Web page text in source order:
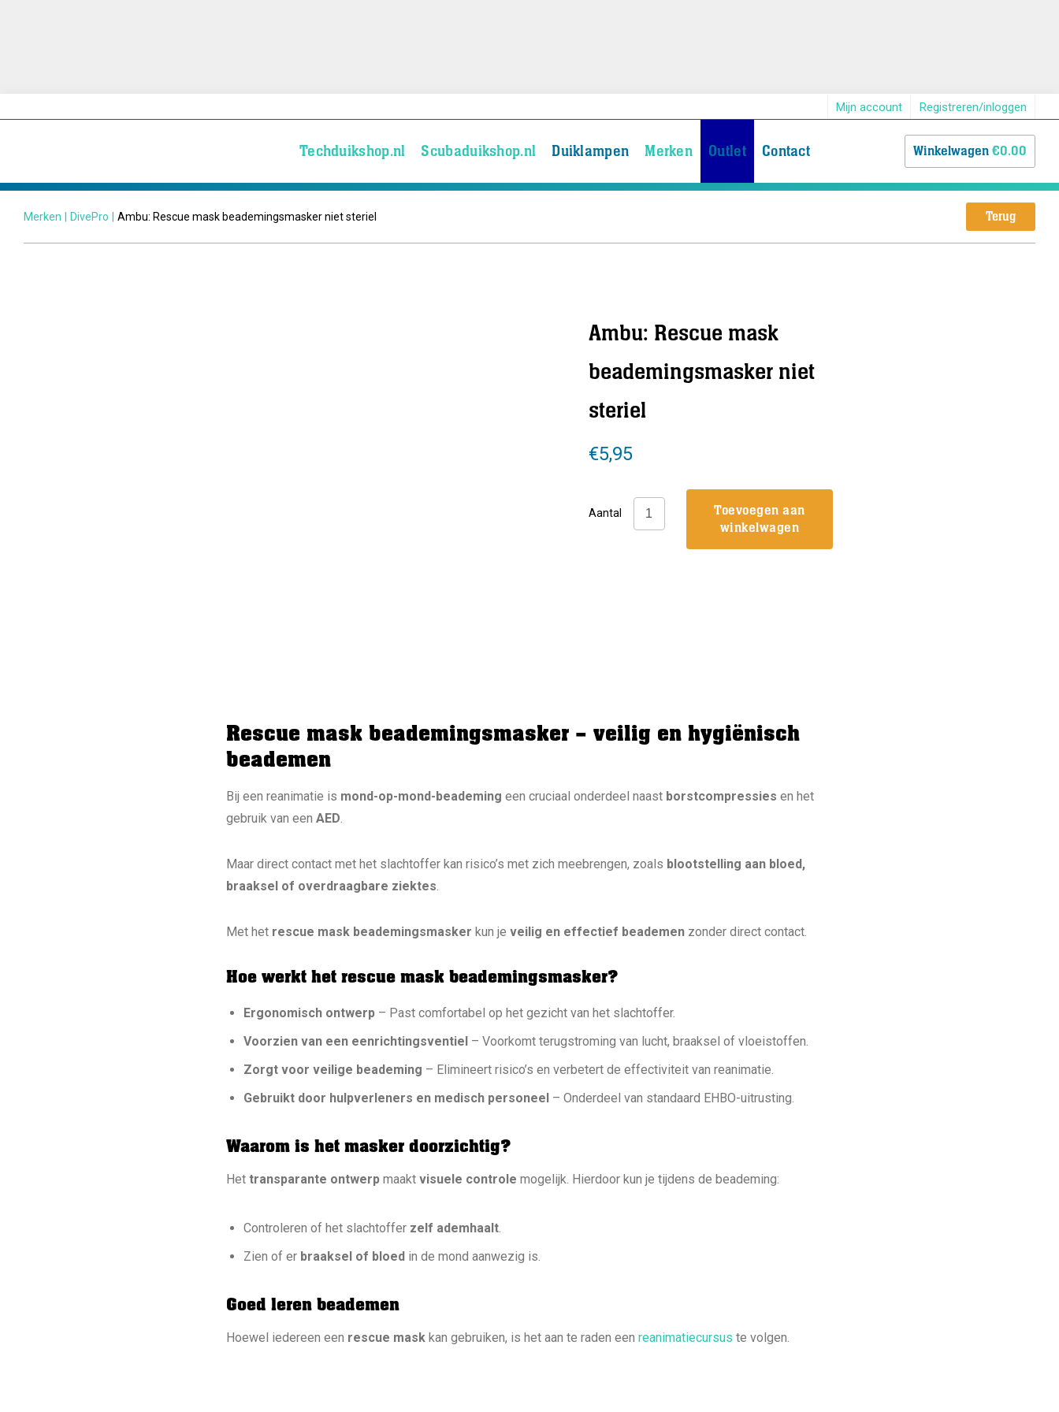
Mijn account Registreren/inloggen
Techduikshop.nl Scubaduikshop.nl Duiklampen Merken Outlet Contact Winkelwagen€0.00
Merken DivePro Ambu: Rescue mask beademingsmasker niet steriel Terug
Ambu: Rescue mask
beademingsmasker niet
steriel
€5,95
Aantal
Ambu:
Rescue
Toevoegen aan
winkelwagen
Rescue mask beademingsmasker – veilig en hygiënisch
beademen
Bij een reanimatie is mond-op-mond-beademing een cruciaal onderdeel naast borstcompressies en het
gebruik van een AED
Maar direct contact met het slachtoffer kan risico’s met zich meebrengen, zoals blootstelling aan bloed,
braaksel of overdraagbare ziektes
Met het rescue mask beademingsmasker kun je veilig en effectief beademenzonder direct contact.
Hoe werkt het rescue mask beademingsmasker?
Ergonomisch ontwerp – Past comfortabel op het gezicht van het slachtoffer.
Voorzien van een eenrichtingsventiel – Voorkomt terugstroming van lucht, braaksel of vloeistoffen.
Zorgt voor veilige beademing – Elimineert risico’s en verbetert de effectiviteit van reanimatie.
Gebruikt door hulpverleners en medisch personeel – Onderdeel van standaard EHBO-uitrusting.
Waarom is het masker doorzichtig?
Het transparante ontwerpmaakt visuele controle mogelijk. Hierdoor kun je tijdens de beademing:
Controleren of het slachtoffer zelf ademhaalt.
Zien of er braaksel of bloed in de mond aanwezig is.
Goed leren beademen
Hoewel iedereen een rescue maskkan gebruiken, is het aan te raden een reanimatiecursus te volgen.